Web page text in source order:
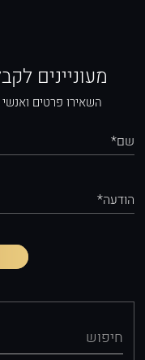
מעוניינים
השאירו פרטים
שם*
הודעה*
חיפוש